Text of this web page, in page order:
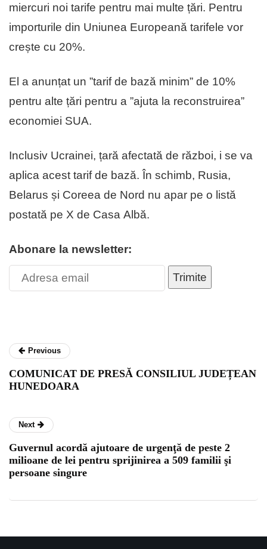
miercuri noi tarife pentru mai multe țări. Pentru
importurile din Uniunea Europeană tarifele vor
crește cu 20%.
El a anunțat un ”tarif de bază minim” de 10%
pentru alte țări pentru a ”ajuta la reconstruirea”
economiei SUA.
Inclusiv Ucrainei, țară afectată de război, i se va
aplica acest tarif de bază. În schimb, Rusia,
Belarus și Coreea de Nord nu apar pe o listă
postată pe X de Casa Albă.
Abonare la newsletter:
Trimite
Previous
COMUNICAT DE PRESĂ CONSILIUL JUDEȚEAN
HUNEDOARA
Next
Guvernul acordă ajutoare de urgenţă de peste 2
milioane de lei pentru sprijinirea a 509 familii şi
persoane singure